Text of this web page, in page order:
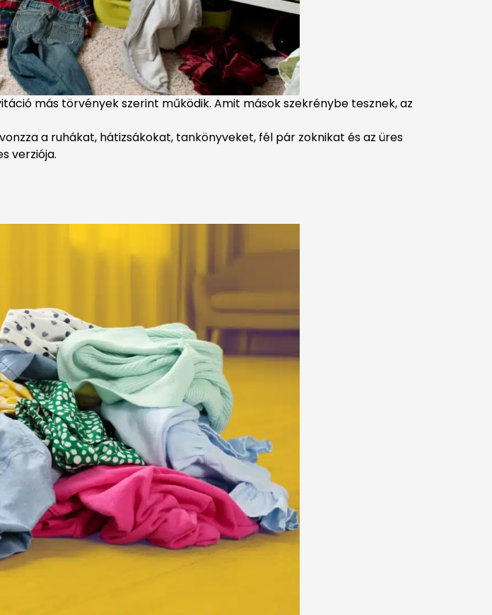
más törvények szerint működik. Amit mások szekrénybe tesznek, az
a ruhákat, hátizsákokat, tankönyveket, fél pár zoknikat és az üres
verziója.